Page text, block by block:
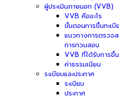
ผู้ประเมินภายนอก (VVB)
VVB คืออะไร
ขั้นตอนการขึ้นทะเ
แนวทางการตรวจ
การทวนสอบ
VVB ที่ได้รับการขึ้น
ค่าธรรมเนียม
ระเบียบและประกาศ
ระเบียบ
ประกาศ